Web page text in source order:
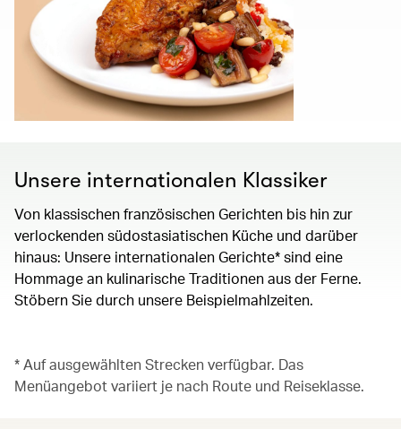
Unsere internationalen Klassiker
Von klassischen französischen Gerichten bis hin zur
verlockenden südostasiatischen Küche und darüber
hinaus: Unsere internationalen Gerichte* sind eine
Hommage an kulinarische Traditionen aus der Ferne.
Stöbern Sie durch unsere Beispielmahlzeiten.
* Auf ausgewählten Strecken verfügbar. Das
Menüangebot variiert je nach Route und Reiseklasse.